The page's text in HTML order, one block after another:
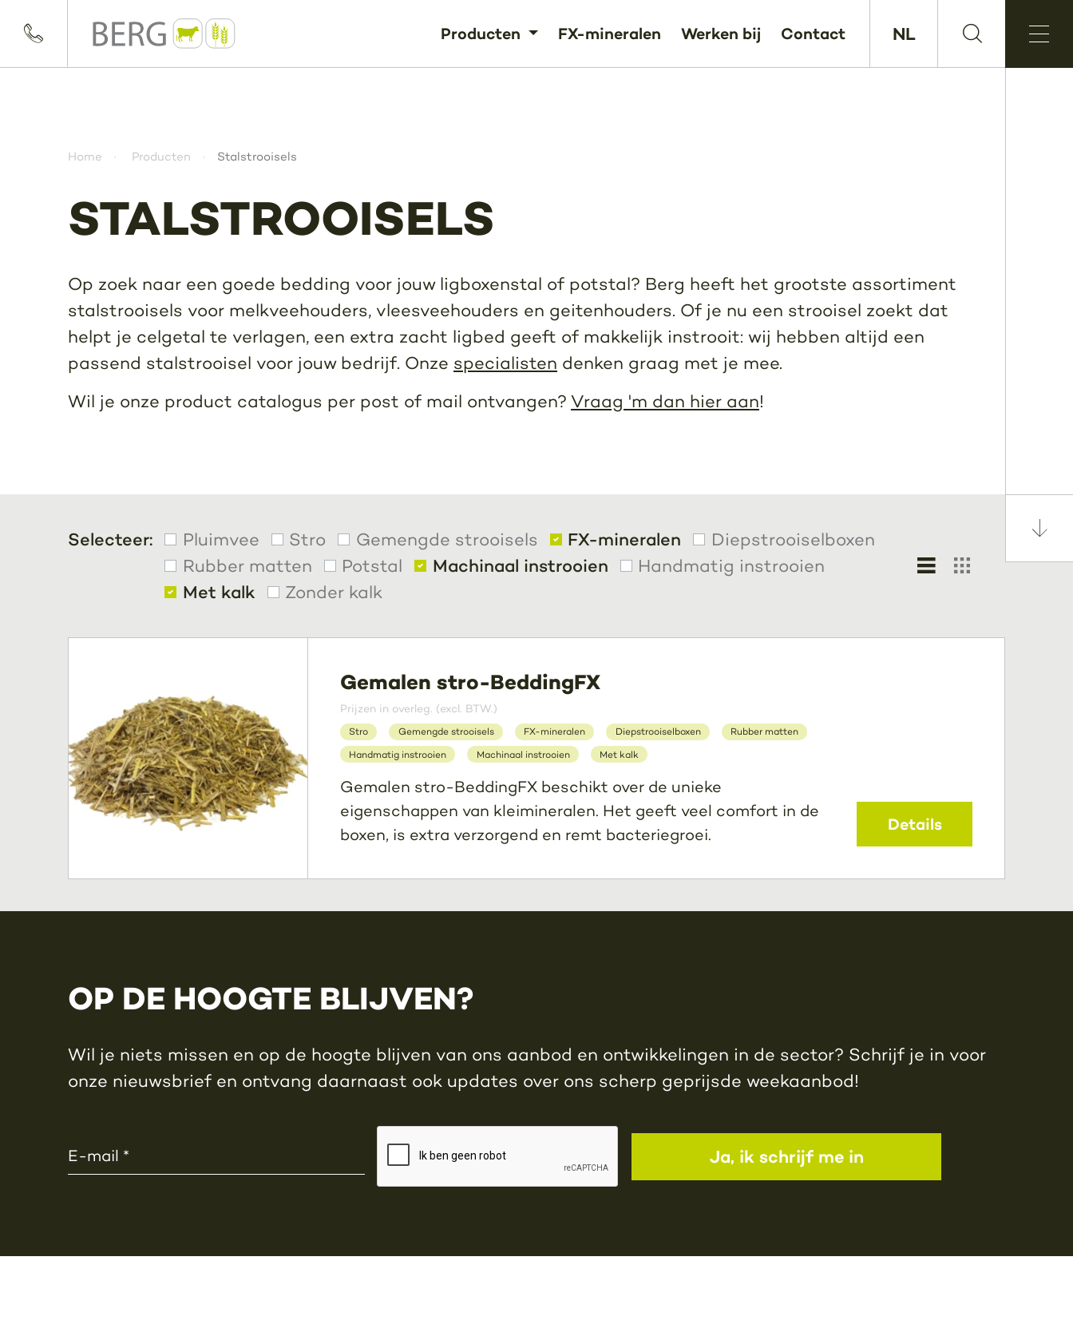
Producten FX-mineralen Werken bij Contact NL
Home Producten Stalstrooisels
STALSTROOISELS
Op zoek naar een goede bedding voor jouw ligboxenstal of potstal? Berg heeft het grootste assortiment
stalstrooisels voor melkveehouders, vleesveehouders en geitenhouders. Of je nu een strooisel zoekt dat
helpt je celgetal te verlagen, een extra zacht ligbed geeft of makkelijk instrooit: wij hebben altijd een
passend stalstrooisel voor jouw bedrijf. Onze specialisten denken graag met je mee.
Wil je onze product catalogus per post of mail ontvangen? Vraag 'm dan hier aan!
Selecteer: Pluimvee Stro Gemengde strooisels FX-mineralen
Diepstrooiselboxen
Rubber matten
Potstal Machinaal instrooien
Handmatig instrooien
Met kalk
Zonder kalk
Gemalen stro-BeddingFX
Prijzen in overleg. (excl. BTW.)
Stro Gemengde strooisels FX-mineralen Diepstrooiselboxen
Rubber matten
Handmatig instrooien
Machinaal instrooien Met kalk
Gemalen stro-BeddingFX beschikt over de unieke
eigenschappen van kleimineralen. Het geeft veel comfort in de
boxen, is extra verzorgend en remt bacteriegroei.
Details
OP DE HOOGTE BLIJVEN?
Wil je niets missen en op de hoogte blijven van ons aanbod en ontwikkelingen in de sector? Schrijf je in voor
onze nieuwsbrief en ontvang daarnaast ook updates over ons scherp geprijsde weekaanbod!